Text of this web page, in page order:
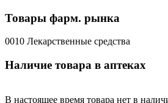
Товары фарм. рынка
0010 Лекарственные средства
Наличие товара в аптеках
В настоящее время товара нет в